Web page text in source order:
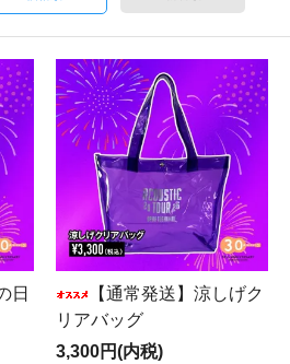
日
【通常発送】涼しげク
リアバッグ
3,300円(内税)